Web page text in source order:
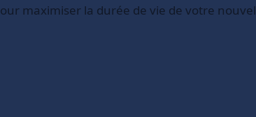
maximiser la durée de vie de votre